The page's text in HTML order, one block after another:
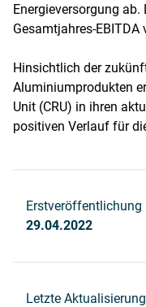
Energieversorgung
Gesamtjahres-EBITDA
Hinsichtlich der
Aluminiumprodukten
Unit (CRU) in ihren
positiven Verlauf für
Erstveröffentlichung
29.04.2022
Letzte Aktualisierung